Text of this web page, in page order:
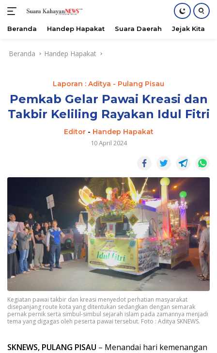
Beranda Handep Hapakat Suara Daerah Jejak Kita
Beranda Handep Hapakat
Laporan : Aditya - Pulang Pisau
Pemkab Gelar Pawai Kreasi dan
Takbir Keliling Rayakan Idul Fitri
Editor- Handep Hapakat
10 April 2024
Kegiatan pawai takbir dan kreasi menyedot perhatian masyarakat
disepanjang route kota yang ditentukan sedangkan dengan semarak
pernak pernik serta simbul-simbul sejarah islam pada zamannya menjadi
tema yang digagas oleh peserta pawai tersebut. Foto : Aditya SKNEWS.
SKNEWS, PULANG PISAU – Menandai hari kemenangan